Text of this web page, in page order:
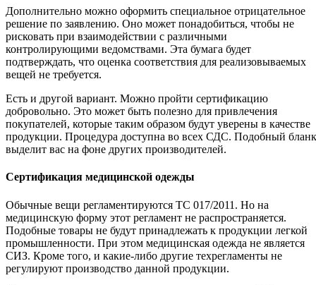
Дополнительно можно оформить специальное отрицательное
решение по заявлению. Оно может понадобиться, чтобы не
рисковать при взаимодействии с различными
контролирующими ведомствами. Эта бумага будет
подтверждать, что оценка соответствия для реализовываемых
вещей не требуется.
Есть и другой вариант. Можно пройти сертификацию
добровольно. Это может быть полезно для привлечения
покупателей, которые таким образом будут уверены в качестве
продукции. Процедура доступна во всех СДС. Подобный бланк
выделит вас на фоне других производителей.
Сертификация медицинской одежды
Обычные вещи регламентируются ТС 017/2011. Но на
медицинскую форму этот регламент не распространяется.
Подобные товары не будут принадлежать к продукции легкой
промышленности. При этом медицинская одежда не является
СИЗ. Кроме того, и какие-либо другие техрегламенты не
регулируют производство данной продукции.